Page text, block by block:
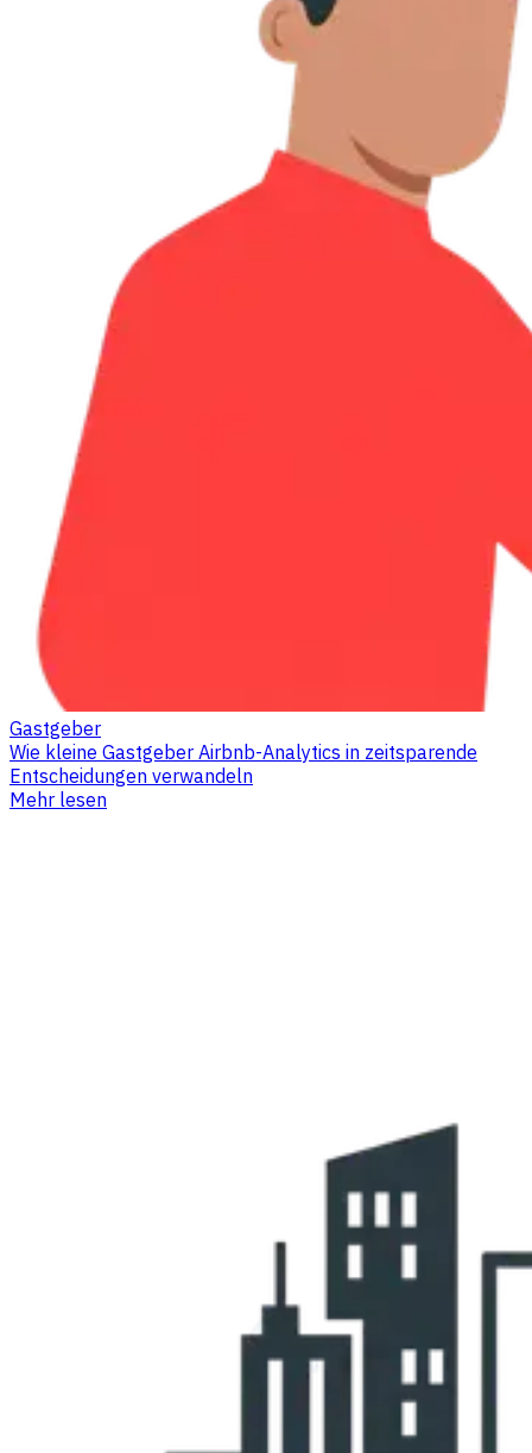
Gastgeber
Wie kleine Gastgeber Airbnb-Analytics in zeitsparende
Entscheidungen verwandeln
Mehr lesen